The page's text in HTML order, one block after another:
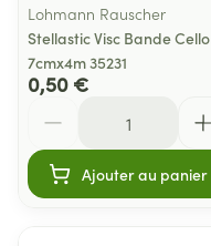
Lohmann Rauscher
Stellastic Visc Bande Cello
7cmx4m 35231
0,50 €
Ajouter au panier